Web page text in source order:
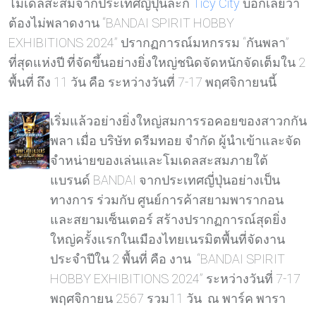
โมเดลสะสมจากประเทศญี่ปุ่นละก็ Ticy Cityบอกเลยว่า
ต้องไม่พลาดงาน “BANDAI SPIRIT HOBBY
EXHIBITIONS 2024” ปรากฏการณ์มหกรรม “กันพลา”
ที่สุดแห่งปี ที่จัดขึ้นอย่างยิ่งใหญ่ชนิดจัดหนักจัดเต็มใน 2
พื้นที่ ถึง 11 วัน คือ ระหว่างวันที่ 7-17 พฤศจิกายนนี้
เริ่มแล้วอย่างยิ่งใหญ่สมการรอคอยของสาวกกัน
พลา เมื่อ บริษัท ดรีมทอย จำกัด ผู้นำเข้าและจัด
จำหน่ายของเล่นและโมเดลสะสมภายใต้
แบรนด์ BANDAI จากประเทศญี่ปุ่นอย่างเป็น
ทางการ ร่วมกับ ศูนย์การค้าสยามพารากอน
และสยามเซ็นเตอร์ สร้างปรากฏการณ์สุดยิ่ง
ใหญ่ครั้งแรกในเมืองไทยเนรมิตพื้นที่จัดงาน
ประจำปีใน 2 พื้นที่ คือ งาน “BANDAI SPIRIT
HOBBY EXHIBITIONS 2024” ระหว่างวันที่ 7-17
พฤศจิกายน 2567 รวม11 วัน ณ พาร์ค พารา